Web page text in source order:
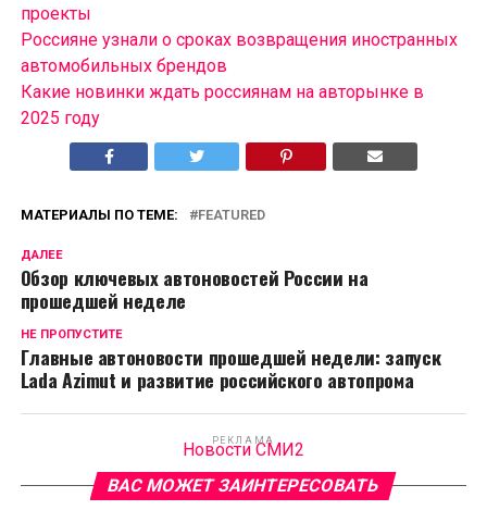
проекты
Россияне узнали о сроках возвращения иностранных
автомобильных брендов
Какие новинки ждать россиянам на авторынке в
2025 году
МАТЕРИАЛЫ ПО ТЕМЕ: FEATURED
ДАЛЕЕ
Обзор ключевых автоновостей России на
прошедшей неделе
НЕ ПРОПУСТИТЕ
Главные автоновости прошедшей недели: запуск
Lada Azimut и развитие российского автопрома
РЕКЛАМА
Новости СМИ2
ВАС МОЖЕТ ЗАИНТЕРЕСОВАТЬ